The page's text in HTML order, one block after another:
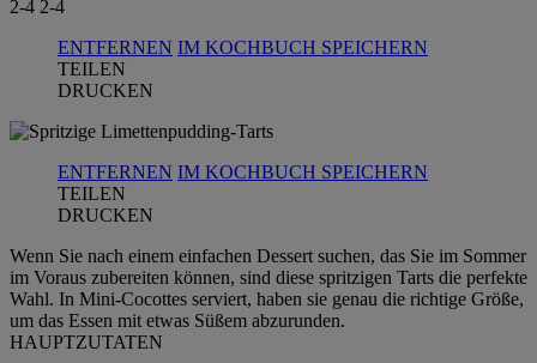
2-4 2-4
ENTFERNEN IM KOCHBUCH SPEICHERN
TEILEN
DRUCKEN
ENTFERNEN IM KOCHBUCH SPEICHERN
TEILEN
DRUCKEN
Wenn Sie nach einem einfachen Dessert suchen, das Sie im Sommer
im Voraus zubereiten können, sind diese spritzigen Tarts die perfekte
Wahl. In Mini-Cocottes serviert, haben sie genau die richtige Größe,
um das Essen mit etwas Süßem abzurunden.
HAUPTZUTATEN